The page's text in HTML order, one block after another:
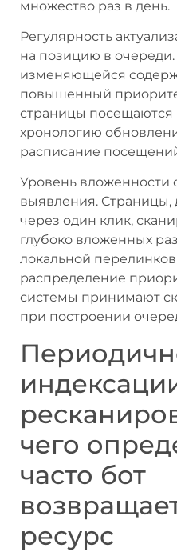
множество раз в день.
Регулярность
на позицию в
изменяющейся
повышенный
страницы
хронологию
расписание
Уровень вложенности
выявления. Страницы,
через один клик,
глубоко вложенных
локальной
распределение
системы принимают
при построении
чего
часто бот
ресурс